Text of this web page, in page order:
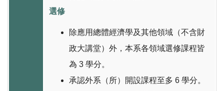
選修
除應用總體經濟學及其他領域（不含財
政大講堂）外，本系各領域選修課程皆
為 3 學分。
承認外系（所）開設課程至多 6 學分。